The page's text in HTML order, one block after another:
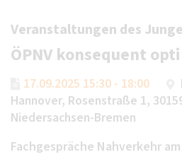
Veranstaltungen des
ÖPNV konsequent
17.09.2025 15:30 - 18:00
Hannover, Rosenstraße 1,
Niedersachsen-Bremen
Fachgespräche Nahverkehr am